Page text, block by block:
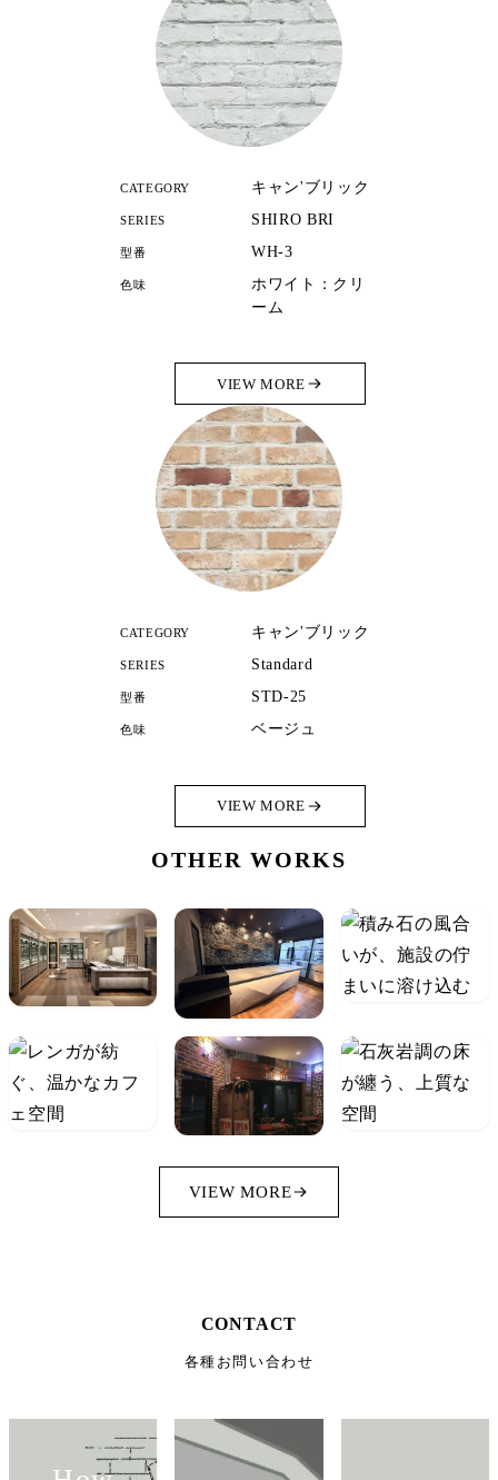
CATEGORY キャン'ブリック
SERIES SHIRO BRI
型番 WH-3
色味
ホワイト：クリ
ーム
VIEW MORE
CATEGORY キャン'ブリック
SERIES Standard
型番 STD-25
色味 ベージュ
VIEW MORE
OTHER WORKS
VIEW MORE
CONTACT
各種お問い合わせ